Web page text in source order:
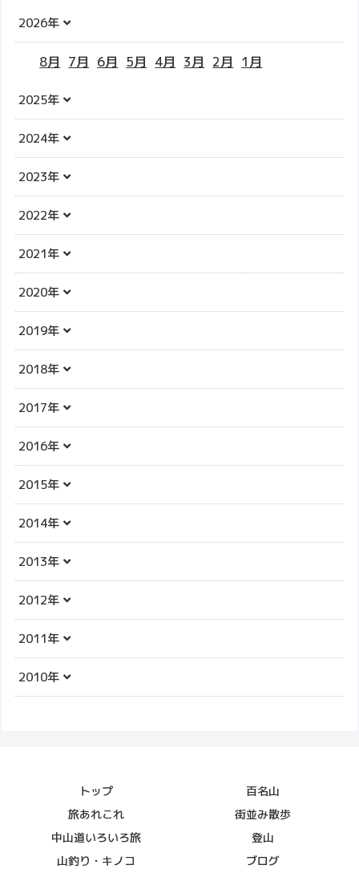
2026年
8月 7月 6月 5月 4月 3月 2月 1月
2025年
2024年
2023年
2022年
2021年
2020年
2019年
2018年
2017年
2016年
2015年
2014年
2013年
2012年
2011年
2010年
トップ
百名山
旅あれこれ
街並み散歩
中山道いろいろ旅
登山
山釣り・キノコ
ブログ